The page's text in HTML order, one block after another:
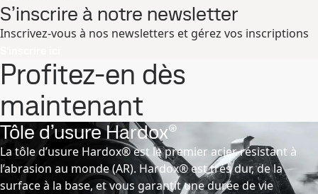
S’inscrire à notre newsletter
Inscrivez-vous à nos newsletters et gérez vos inscriptions
Profitez-en dès
maintenant
Tôle d’usure Hardox®
La tôle d’usure Hardox® est le premier acier résistant à
l’abrasion au monde (AR). Hardox® est très dur, de la
surface à la base, et vous garantit une durée de vie